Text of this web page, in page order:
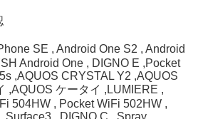
SE , Android One S2 , Android
Android One , DIGNO E ,Pocket
,AQUOS CRYSTAL Y2 ,AQUOS
,AQUOS ケータイ ,LUMIERE ,
504HW , Pocket WiFi 502HW ,
Surface3 , DIGNO C , Spray ,